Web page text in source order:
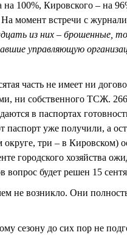
на 100%, Кировского – на
момент встречи с
из них – брошенные,
управляющую
часть не имеет ни
ни собственного ТСЖ.
в паспортах
паспорт уже получили, а
три – в Кировском)
городского хозяйства
будет решен 15
не возникло. Они
сезону до сих пор не